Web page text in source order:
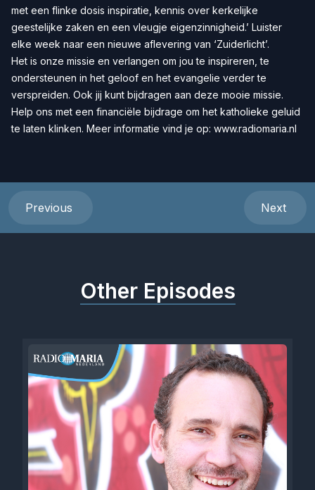
met een flinke dosis inspiratie, kennis over kerkelijke
geestelijke zaken en een vleugje eigenzinnigheid.’ Luister
elke week naar een nieuwe aflevering van ‘Zuiderlicht’.
Het is onze missie en verlangen om jou te inspireren, te
ondersteunen in het geloof en het evangelie verder te
verspreiden. Ook jij kunt bijdragen aan deze mooie missie.
Help ons met een financiële bijdrage om het katholieke geluid
te laten klinken. Meer informatie vind je op: www.radiomaria.nl
Previous Next
Other Episodes